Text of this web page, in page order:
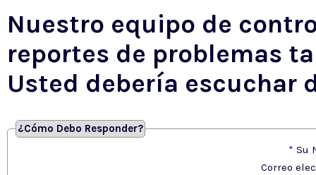
Nuestro equipo de
reportes de problemas
Usted debería escuchar
¿Cómo Debo Responder?
* Su
Correo